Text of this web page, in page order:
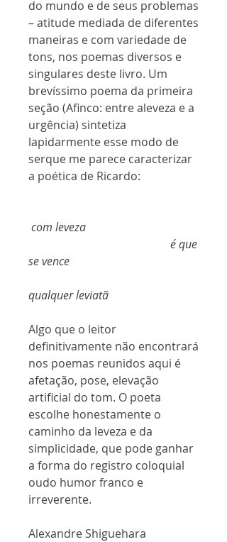
do mundo e de seus problemas
– atitude mediada de diferentes
maneiras e com variedade de
tons, nos poemas diversos e
singulares deste livro. Um
brevíssimo poema da primeira
seção (Afinco: entre aleveza e a
urgência) sintetiza
lapidarmente esse modo de
serque me parece caracterizar
a poética de Ricardo:
com leveza
é que
se vence
qualquer leviatã
Algo que o leitor
definitivamente não encontrará
nos poemas reunidos aqui é
afetação, pose, elevação
artificial do tom. O poeta
escolhe honestamente o
caminho da leveza e da
simplicidade, que pode ganhar
a forma do registro coloquial
oudo humor franco e
irreverente.
Alexandre Shiguehara